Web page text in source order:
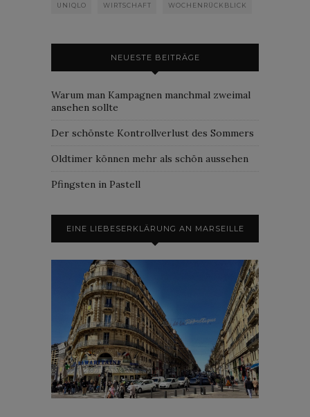
UNIQLO WIRTSCHAFT WOCHENRÜCKBLICK
NEUESTE BEITRÄGE
Warum man Kampagnen manchmal zweimal
ansehen sollte
Der schönste Kontrollverlust des Sommers
Oldtimer können mehr als schön aussehen
Pfingsten in Pastell
EINE LIEBESERKLÄRUNG AN MARSEILLE